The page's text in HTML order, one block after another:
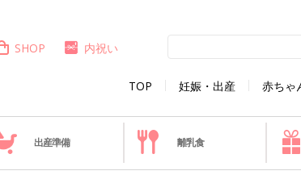
TOP 妊娠・出産 赤ちゃ
SHOP 内祝い
出産準備 離乳食